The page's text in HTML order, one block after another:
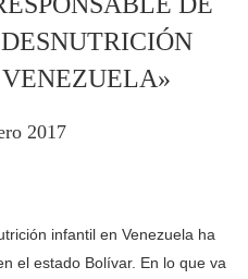
2017
infantil en Venezuela ha
el estado Bolívar. En lo que va